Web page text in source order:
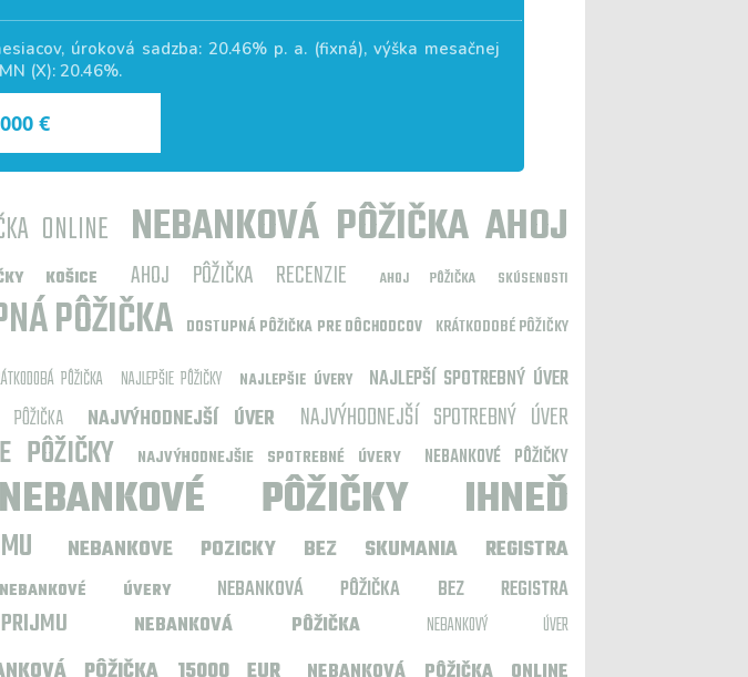
úroková sadzba:20.46% p. a. (fixná), výška mesačnej
(X): 20.46%.
€
ONLINE NEBANKOVÁ PÔŽIČKA AHOJ
KOŠICE AHOJ PÔŽIČKA RECENZIE AHOJ PÔŽIČKA SKÚSENOSTI
PÔŽIČKA DOSTUPNÁ PÔŽIČKA PRE DÔCHODCOV KRÁTKODOBÉ PÔŽIČKY
PÔŽIČKA NAJLEPŠIE PÔŽIČKY NAJLEPŠIE ÚVERY
NAJLEPŠÍ SPOTREBNÝ ÚVER
PÔŽIČKA NAJVÝHODNEJŠÍ ÚVER NAJVÝHODNEJŠÍ SPOTREBNÝ ÚVER
PÔŽIČKY NAJVÝHODNEJŠIE SPOTREBNÉ ÚVERY NEBANKOVÉ PÔŽIČKY
NEBANKOVÉ PÔŽIČKY IHNEĎ
NEBANKOVE POZICKY BEZ SKUMANIA REGISTRA
NEBANKOVÉ ÚVERY NEBANKOVÁ PÔŽIČKA BEZ REGISTRA
NEBANKOVÁ PÔŽIČKA NEBANKOVÝ ÚVER